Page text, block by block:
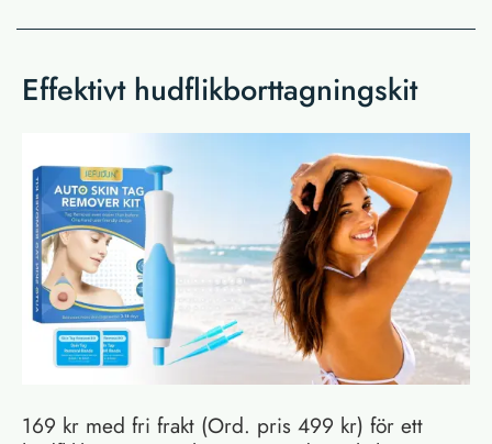
Effektivt hudflikborttagningskit
169 kr med fri frakt (Ord. pris 499 kr) för ett